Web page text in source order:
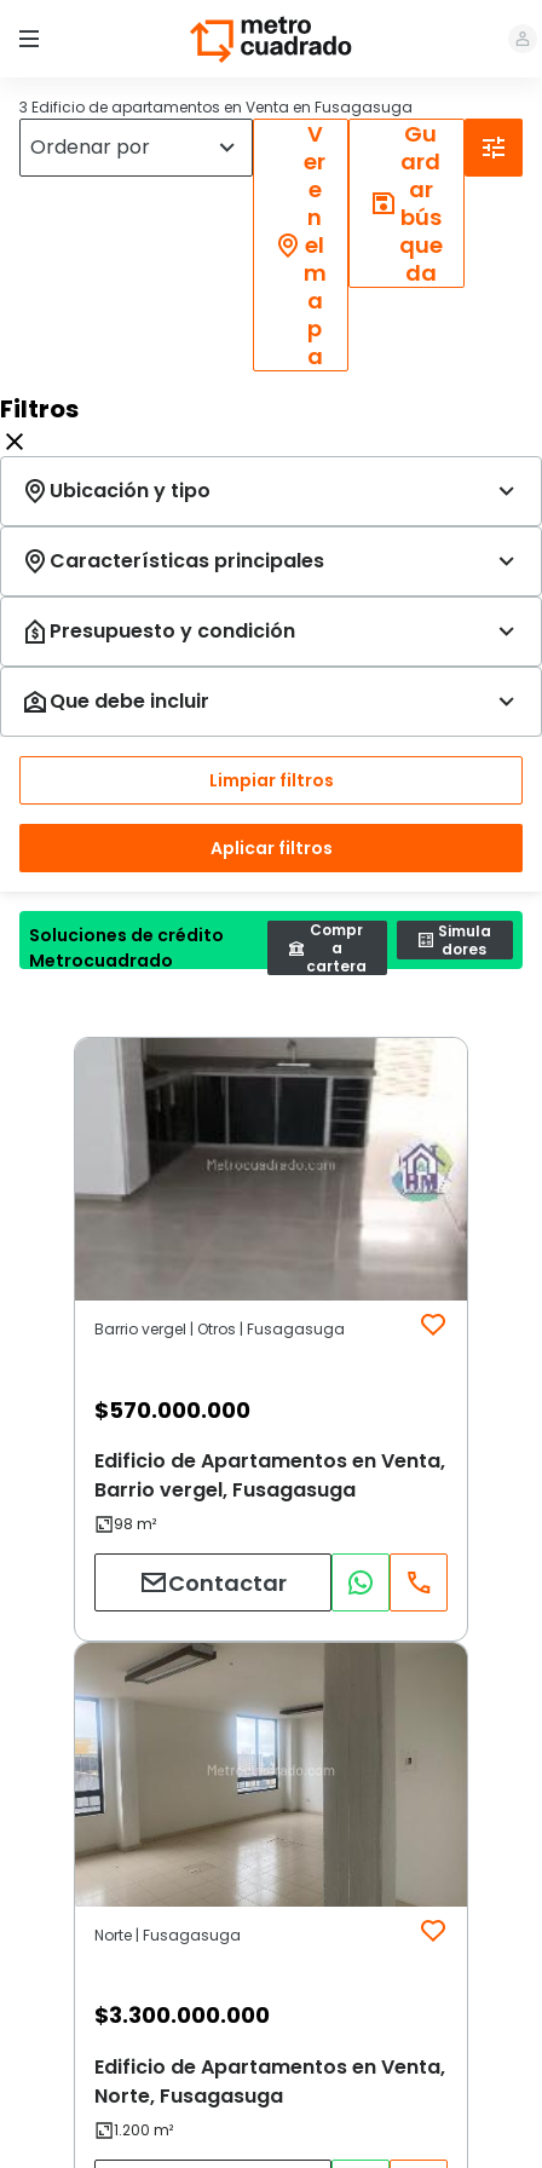
3 Edificio de apartamentos en Venta en Fusagasuga
V
er
e
n
el
m
a
p
a
Gu
ard
ar
bús
que
da
Filtros
Limpiar filtros
Aplicar filtros
Soluciones de crédito
Metrocuadrado
Compr
a
cartera
Simula
dores
Barrio vergel | Otros | Fusagasuga
$570.000.000
Edificio de Apartamentos en Venta,
Barrio vergel, Fusagasuga
Contactar
Norte | Fusagasuga
$3.300.000.000
Edificio de Apartamentos en Venta,
Norte, Fusagasuga